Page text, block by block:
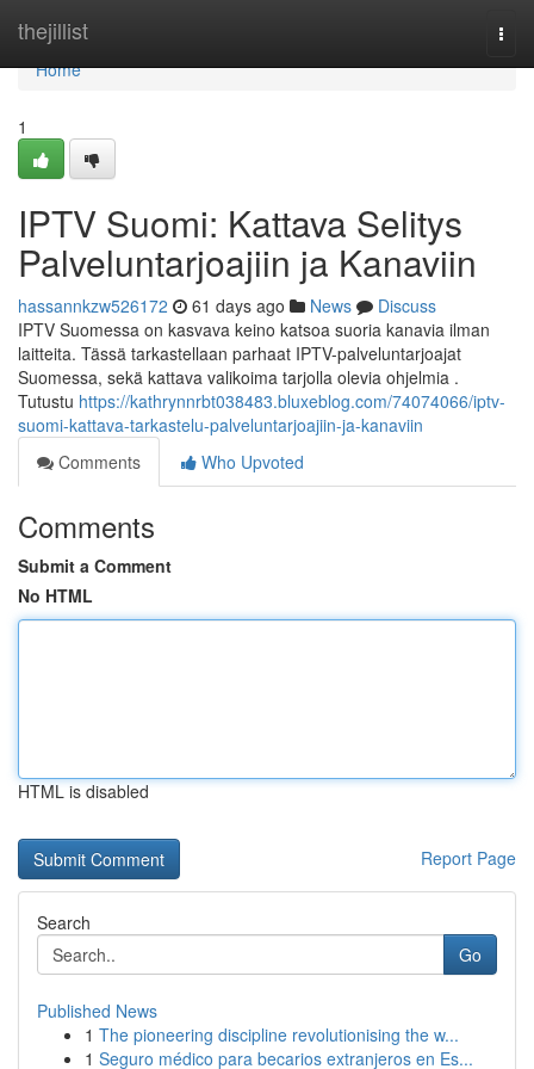
thejillist
Home
Home
1
IPTV Suomi: Kattava Selitys
Palveluntarjoajiin ja Kanaviin
hassannkzw526172 61 days ago News
Discuss
IPTV Suomessa on kasvava keino katsoa suoria kanavia ilman
laitteita. Tässä tarkastellaan parhaat IPTV-palveluntarjoajat
Suomessa, sekä kattava valikoima tarjolla olevia ohjelmia .
Tutustu https://kathrynnrbt038483.bluxeblog.com/74074066/iptv-
suomi-kattava-tarkastelu-palveluntarjoajiin-ja-kanaviin
Comments
Who Upvoted
Comments
Submit a Comment
No HTML
HTML is disabled
Report Page
Search
Go
Published News
1 The pioneering discipline revolutionising the w...
1 Seguro médico para becarios extranjeros en Es...